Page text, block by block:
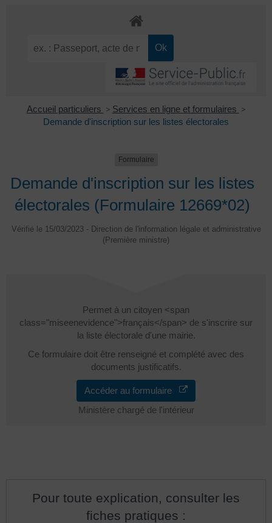
Accueil particuliers > Services en ligne et formulaires >
Demande d'inscription sur les listes électorales
Formulaire
Demande d'inscription sur les listes
électorales (Formulaire 12669*02)
Vérifié le 15/03/2023 - Direction de l'information légale et administrative
(Première ministre)
Permet à un citoyen <span
class="miseenevidence">français</span> de s'inscrire sur
la liste électorale d'une mairie.
Ce formulaire doit être renseigné et complété avec des
documents justificatifs.
Accéder au formulaire
Ministère chargé de l'intérieur
Pour toute explication, consulter les
fiches pratiques :